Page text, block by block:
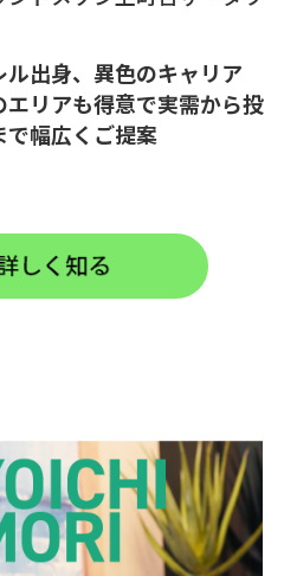
ル出身、異色のキャリア
エリアも得意で実需から投
で幅広くご提案